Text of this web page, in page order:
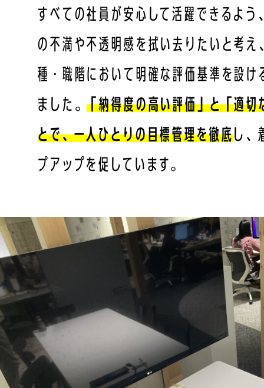
すべての社員が安心して活躍できるよう
の不満や不透明感を拭い去りたいと考え
種・職階において明確な評価基準を設け
ました。「納得度の高い評価」と「適切
とで、一人ひとりの目標管理を徹底し、
プアップを促しています。